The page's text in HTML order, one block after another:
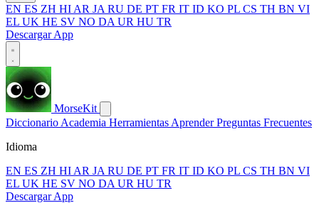
EN ES ZH HI AR JA RU DE PT FR IT ID KO PL CS TH BN VI
EL UK HE SV NO DA UR HU TR
Descargar App
MorseKit
Diccionario Academia Herramientas AprenderPreguntas Frecuentes
Idioma
EN ES ZH HI AR JA RU DE PT FR IT ID KO PL CS TH BN VI
EL UK HE SV NO DA UR HU TR
Descargar App